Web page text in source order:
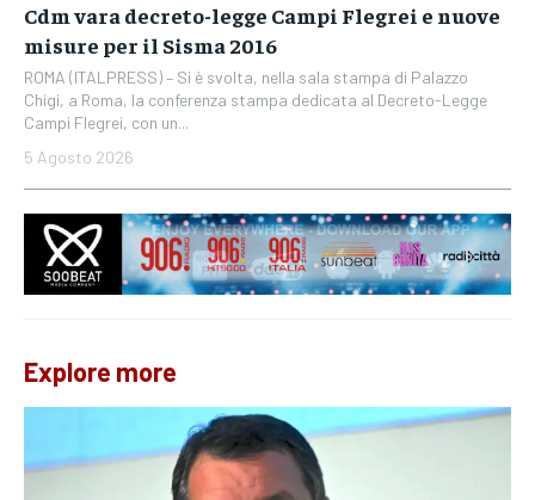
Cdm vara decreto-legge Campi Flegrei e nuove
misure per il Sisma 2016
ROMA (ITALPRESS) – Si è svolta, nella sala stampa di Palazzo
Chigi, a Roma, la conferenza stampa dedicata al Decreto-Legge
Campi Flegrei, con un...
5 Agosto 2026
Explore more